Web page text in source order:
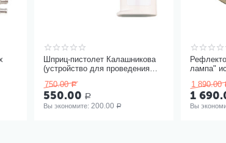
Шприц-пистолет Калашникова
(устройство для проведения
одноразовыми)
750.00 Р
550.00 Р
Вы экономите: 200.00 Р
лампа"
1 890.00
1
Вы